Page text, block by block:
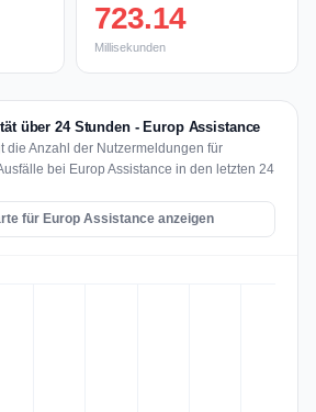
723.14
Millisekunden
über 24 Stunden - Europ Assistance
die Anzahl der Nutzermeldungen für
bei Europ Assistance in den letzten 24
für Europ Assistance anzeigen